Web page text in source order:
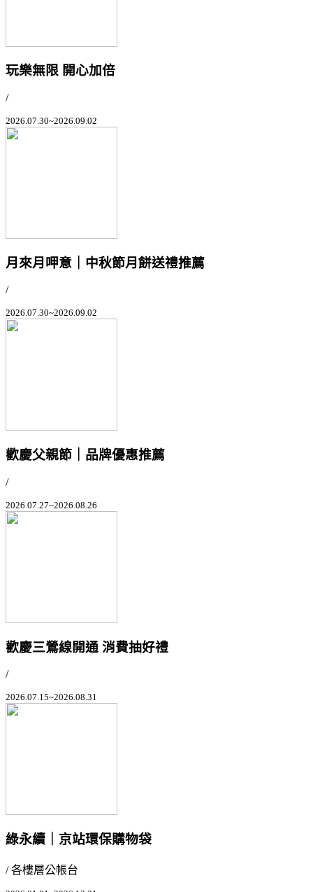
玩樂無限 開心加倍
/
2026.07.30~2026.09.02
月來月呷意｜中秋節月餅送禮推薦
/
2026.07.30~2026.09.02
歡慶父親節｜品牌優惠推薦
/
2026.07.27~2026.08.26
歡慶三鶯線開通 消費抽好禮
/
2026.07.15~2026.08.31
綠永續｜京站環保購物袋
/ 各樓層公帳台